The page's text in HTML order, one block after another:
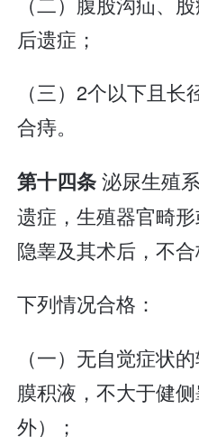
后遗症；
（三）2个以下且
合痔。
第十四条泌尿生殖
遗症，生殖器官畸
隐睾及其术后，不合
下列情况合格：
（一）无自觉症状
膜积液，不大于健
外）；